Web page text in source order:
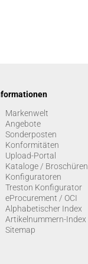
Markenwelt
Angebote
Sonderposten
Konformitäten
Upload-Portal
Kataloge / Broschüren
Konfiguratoren
Treston Konfigurator
eProcurement / OCI
Alphabetischer Index
Artikelnummern-Index
Sitemap